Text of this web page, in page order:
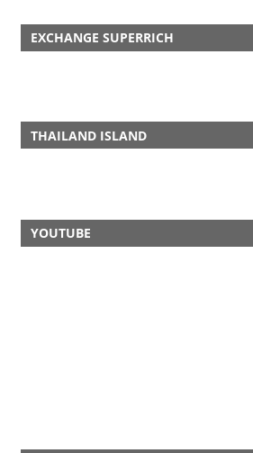
EXCHANGE SUPERRICH
THAILAND ISLAND
YOUTUBE